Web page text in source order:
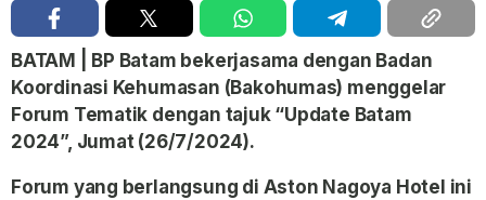
BATAM | BP Batam bekerjasama dengan Badan
Koordinasi Kehumasan (Bakohumas) menggelar
Forum Tematik dengan tajuk “Update Batam
2024”, Jumat (26/7/2024).
Forum yang berlangsung di Aston Nagoya Hotel ini